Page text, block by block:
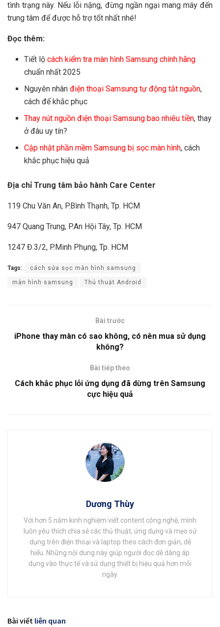
tình trạng này. Nếu lỗi nặng, đừng ngần ngại mang máy đến
trung tâm để được hỗ trợ tốt nhất nhé!
Đọc thêm:
Tiết lộcách kiểm tra màn hình Samsung chính hãng
chuẩn nhất 2025
Nguyên nhân điện thoại Samsung tự động tắt nguồn,
cách để khắc phục
Thay nút nguồn điện thoại Samsung bao nhiêu tiền, thay
ở đâu uy tín?
Cập nhật phần mềm Samsung bị sọc màn hình, cách
khắc phục hiệu quả
Địa chỉ Trung tâm bảo hành Care Center
119 Chu Văn An, P.Bình Thạnh, Tp. HCM
947 Quang Trung, P.An Hội Tây, Tp. HCM
1247 Đ.3/2, P.Minh Phụng, Tp. HCM
Tags: cách sửa sọc màn hình samsung
màn hình samsung Thủ thuật Android
Bài trước
iPhone thay màn có sao không, có nên mua sử dụng
không?
Bài tiếp theo
Cách khắc phục lỗi ứng dụng đã dừng trên Samsung
cực hiệu quả
Dương Thùy
Với hơn 5 năm kinh nghiệm viết content công nghệ, mình
luôn yêu thích chia sẻ các thủ thuật, ứng dụng và mẹo sử
dụng trên điện thoại và laptop theo cách đơn giản, dễ
hiểu. Những nội dung này giúp người đọc dễ dàng áp
dụng vào thực tế và sử dụng thiết bị hiệu quả hơn mỗi
ngày.
Bài viết liên quan